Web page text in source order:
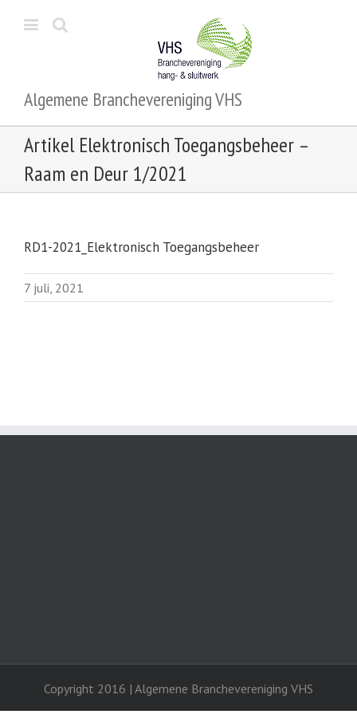
Algemene Branchevereniging VHS
Artikel Elektronisch Toegangsbeheer –
Raam en Deur 1/2021
RD1-2021_Elektronisch Toegangsbeheer
7 juli, 2021
Copyright 2016 | Algemene Branchevereniging VHS